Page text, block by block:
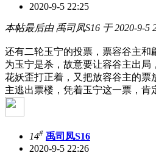
2020-9-5 22:25
本帖最后由 禹司凤S16 于 2020-9-5
还有二轮玉宁的投票，票容谷主和
为玉宁是杀，故意要让容谷主出局
花妖歪打正着，又把放容谷主的票
主逃出票楼，凭着玉宁这一票，肯
14# 禹司凤S16
2020-9-5 22:26